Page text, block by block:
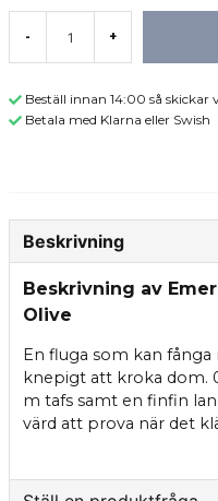
- +
Beställ innan 14:00 så skickar
Betala med Klarna eller Swish
Beskrivning
Beskrivning av
Olive
En fluga som kan fånga
knepigt att kroka dom.
m tafs samt en finfin
värd att prova när det